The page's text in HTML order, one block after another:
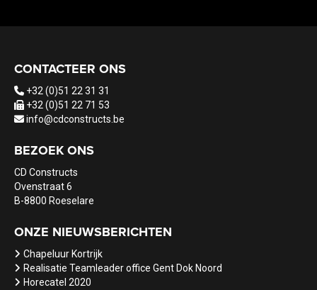
CONTACTEER ONS
+32 (0)51 22 31 31
+32 (0)51 22 71 53
info@cdconstructs.be
BEZOEK ONS
CD Constructs
Ovenstraat 6
B-8800 Roeselare
ONZE NIEUWSBERICHTEN
Chapeluur Kortrijk
Realisatie Teamleader office Gent Dok Noord
Horecatel 2020